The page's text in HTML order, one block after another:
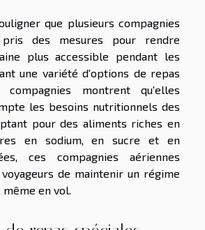
que plusieurs compagnies
des mesures pour rendre
plus accessible pendant les
une variété d'options de repas
compagnies montrent qu'elles
les besoins nutritionnels des
pour des aliments riches en
en sodium, en sucre et en
ces compagnies aériennes
de maintenir un régime
en vol.